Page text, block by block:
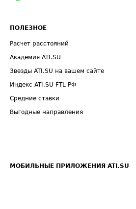
ПОЛЕЗНОЕ
Расчет расстояний
Академия ATI.SU
Звезды ATI.SU на вашем сайте
Индекс ATI.SU FTL РФ
Средние ставки
Выгодные направления
МОБИЛЬНЫЕ ПРИЛОЖЕНИЯ ATI.SU